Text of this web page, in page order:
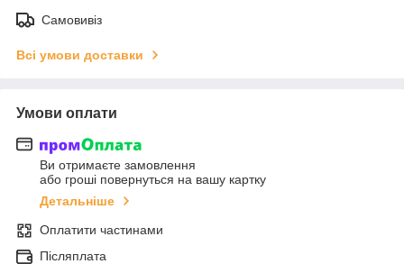
Самовивіз
Всі умови доставки
Умови оплати
Ви отримаєте замовлення
або гроші повернуться на вашу картку
Детальніше
Оплатити частинами
Післяплата